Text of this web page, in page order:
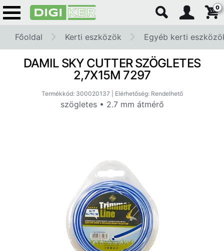
0
Főoldal Kerti eszközök Egyéb kerti
DAMIL SKY CUTTER SZÖGLETES
2,7X15M 7297
Termékkód: 300020137 | Elérhetőség: Rendelhető
szögletes • 2.7 mm átmérő